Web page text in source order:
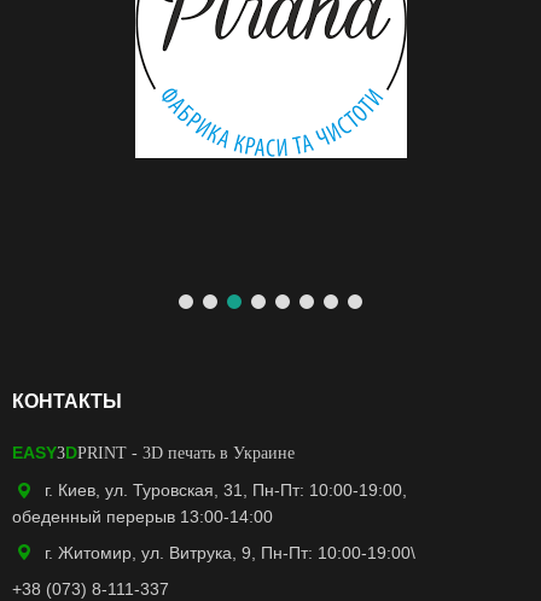
КОНТАКТЫ
EASY3DPRINT - 3D печать в Украине
г. Киев, ул. Туровская, 31, Пн-Пт: 10:00-19:00,
обеденный перерыв 13:00-14:00
г. Житомир, ул. Витрука, 9, Пн-Пт: 10:00-19:00\
+38 (073) 8-111-337